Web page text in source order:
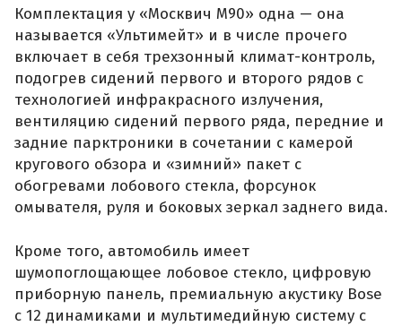
Комплектация у «Москвич М90» одна — она
называется «Ультимейт» и в числе прочего
включает в себя трехзонный климат-контроль,
подогрев сидений первого и второго рядов с
технологией инфракрасного излучения,
вентиляцию сидений первого ряда, передние и
задние парктроники в сочетании с камерой
кругового обзора и «зимний» пакет с
обогревами лобового стекла, форсунок
омывателя, руля и боковых зеркал заднего вида.
Кроме того, автомобиль имеет
шумопоглощающее лобовое стекло, цифровую
приборную панель, премиальную акустику Bose
с 12 динамиками и мультимедийную систему с